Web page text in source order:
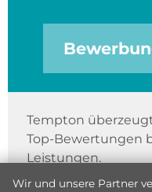
Tempton
Top-Bewertungen
Leistungen.
Wir und unsere Partner